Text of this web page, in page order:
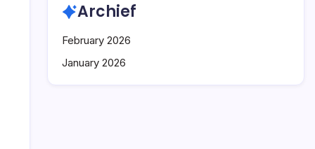
Archief
February 2026
January 2026